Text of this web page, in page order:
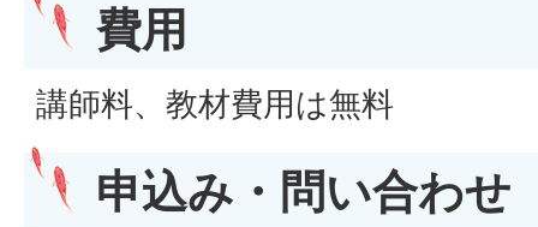
費用
講師料、教材費用は無料
申込み・問い合わせ